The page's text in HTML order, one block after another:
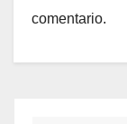
comentario.